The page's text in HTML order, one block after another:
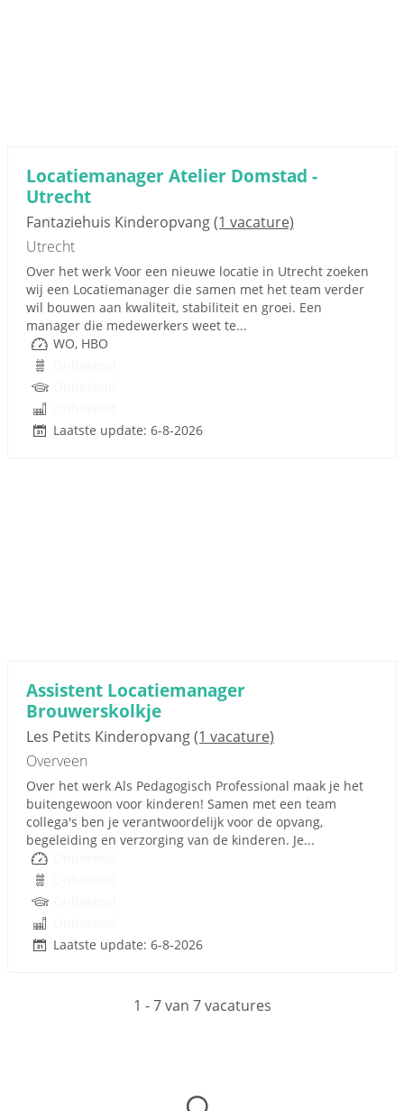
Locatiemanager Atelier Domstad -
Utrecht
Fantaziehuis Kinderopvang(1 vacature)
Utrecht
Over het werk Voor een nieuwe locatie in Utrecht zoeken
wij een Locatiemanager die samen met het team verder
wil bouwen aan kwaliteit, stabiliteit en groei. Een
manager die medewerkers weet te...
WO, HBO
Laatste update: 6-8-2026
Assistent Locatiemanager
Brouwerskolkje
Les Petits Kinderopvang(1 vacature)
Overveen
Over het werk Als Pedagogisch Professional maak je het
buitengewoon voor kinderen! Samen met een team
collega's ben je verantwoordelijk voor de opvang,
begeleiding en verzorging van de kinderen. Je...
Laatste update: 6-8-2026
1 - 7 van 7 vacatures